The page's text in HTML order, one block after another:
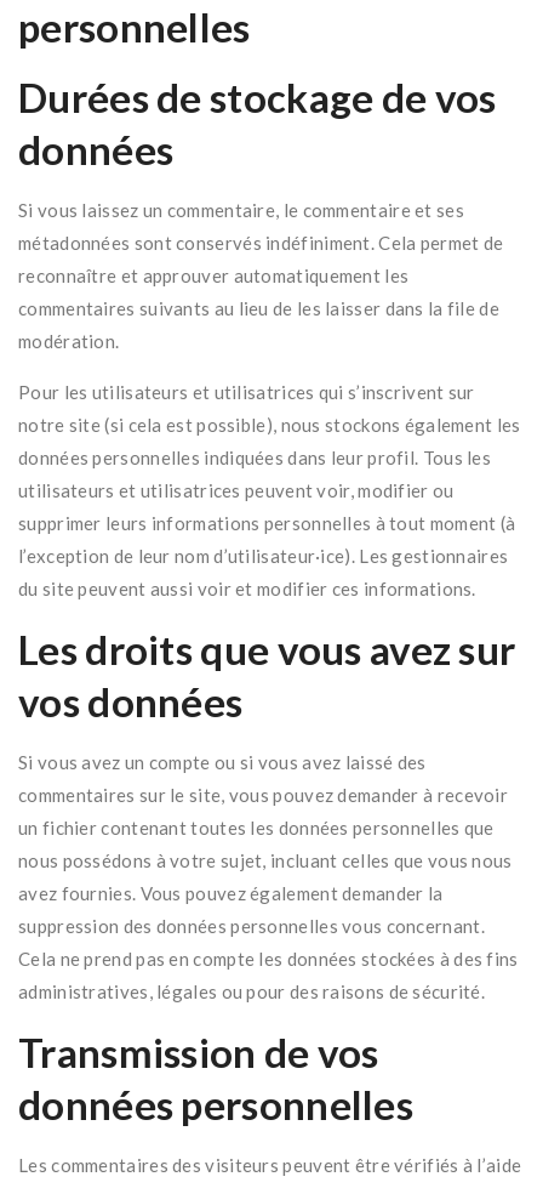
personnelles
Durées de stockage de vos
données
Si vous laissez un commentaire, le commentaire et ses
métadonnées sont conservés indéfiniment. Cela permet de
reconnaître et approuver automatiquement les
commentaires suivants au lieu de les laisser dans la file de
modération.
Pour les utilisateurs et utilisatrices qui s’inscrivent sur
notre site (si cela est possible), nous stockons également les
données personnelles indiquées dans leur profil. Tous les
utilisateurs et utilisatrices peuvent voir, modifier ou
supprimer leurs informations personnelles à tout moment (à
l’exception de leur nom d’utilisateur·ice). Les gestionnaires
du site peuvent aussi voir et modifier ces informations.
Les droits que vous avez sur
vos données
Si vous avez un compte ou si vous avez laissé des
commentaires sur le site, vous pouvez demander à recevoir
un fichier contenant toutes les données personnelles que
nous possédons à votre sujet, incluant celles que vous nous
avez fournies. Vous pouvez également demander la
suppression des données personnelles vous concernant.
Cela ne prend pas en compte les données stockées à des fins
administratives, légales ou pour des raisons de sécurité.
Transmission de vos
données personnelles
Les commentaires des visiteurs peuvent être vérifiés à l’aide